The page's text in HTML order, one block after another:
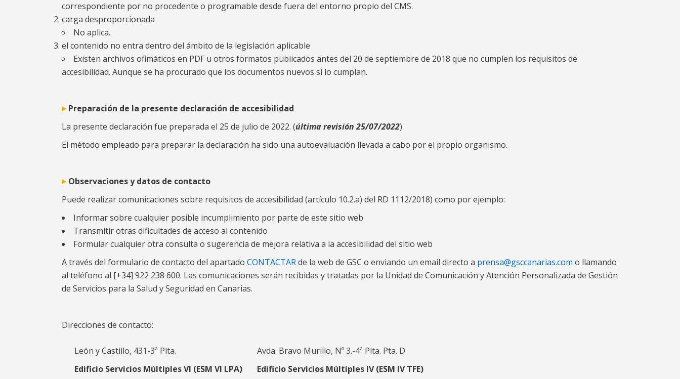
correspondiente por no procedente o programable desde fuera del entorno propio del CMS.
carga desproporcionada
No aplica.
el contenido no entra dentro del ámbito de la legislación aplicable
Existen archivos ofimáticos en PDF u otros formatos publicados antes del 20 de septiembre de 2018 que no cumplen los requisitos de
accesibilidad. Aunque se ha procurado que los documentos nuevos si lo cumplan.
Preparación de la presente declaración de accesibilidad
La presente declaración fue preparada el 25 de julio de 2022. (última revisión 25/07/2022)
El método empleado para preparar la declaración ha sido una autoevaluación llevada a cabo por el propio organismo.
Observaciones y datos de contacto
Puede realizar comunicaciones sobre requisitos de accesibilidad (artículo 10.2.a) del RD 1112/2018) como por ejemplo:
Informar sobre cualquier posible incumplimiento por parte de este sitio web
Transmitir otras dificultades de acceso al contenido
Formular cualquier otra consulta o sugerencia de mejora relativa a la accesibilidad del sitio web
A través del formulario de contacto del apartado CONTACTARde la web de GSC o enviando un email directo a prensa@gsccanarias.com o llamando
al teléfono al [+34] 922 238 600. Las comunicaciones serán recibidas y tratadas por la Unidad de Comunicación y Atención Personalizada de Gestión
de Servicios para la Salud y Seguridad en Canarias.
Direcciones de contacto:
León y Castillo, 431-3ª Plta.
Edificio Servicios Múltiples VI (ESM VI LPA)
Avda. Bravo Murillo, Nº 3.-4ª Plta. Pta. D
Edificio Servicios Múltiples IV (ESM IV TFE)